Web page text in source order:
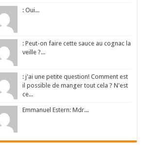
: Oui...
: Peut-on faire cette sauce au cognac la
veille ?...
: j'ai une petite question! Comment est
il possible de manger tout cela ? N'est
ce...
Emmanuel Estern: Mdr...